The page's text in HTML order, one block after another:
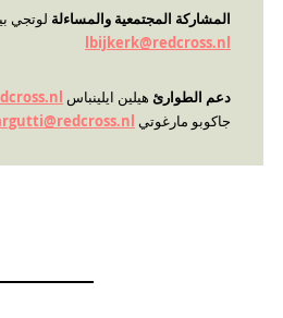
المشاركة المجتمعية والمساءلة لوتجي
lbijkerk@redcross.nl
دعم الطوارئ هيلين ايلينباس
جاكوبو مارغوتي